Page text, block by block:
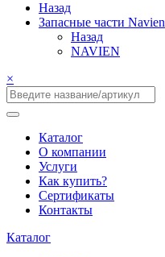
Назад
Запасные части Navien
Назад
NAVIEN
×
Каталог
О компании
Услуги
Как купить?
Сертификаты
Контакты
Каталог